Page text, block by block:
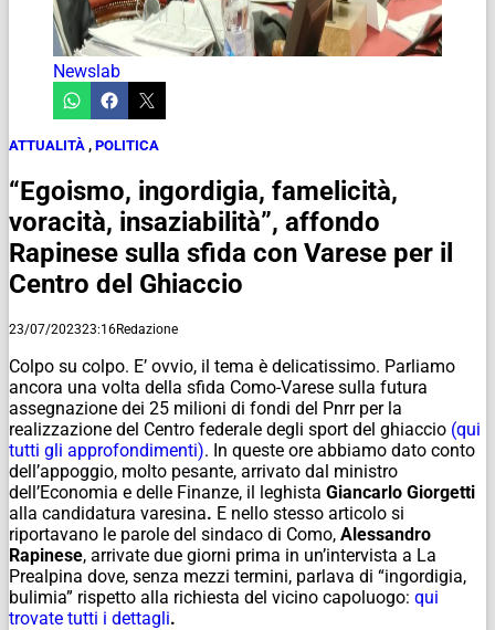
Newslab
ATTUALITÀ , POLITICA
“Egoismo, ingordigia, famelicità,
voracità, insaziabilità”, affondo
Rapinese sulla sfida con Varese per il
Centro del Ghiaccio
23/07/202323:16Redazione
Colpo su colpo. E’ ovvio, il tema è delicatissimo. Parliamo
ancora una volta della sfida Como-Varese sulla futura
assegnazione dei 25 milioni di fondi del Pnrr per la
realizzazione del Centro federale degli sport del ghiaccio (qui
tutti gli approfondimenti). In queste ore abbiamo dato conto
dell’appoggio, molto pesante, arrivato dal ministro
dell’Economia e delle Finanze, il leghista Giancarlo Giorgetti
alla candidatura varesina. E nello stesso articolo si
riportavano le parole del sindaco di Como, Alessandro
Rapinese, arrivate due giorni prima in un’intervista a La
Prealpina dove, senza mezzi termini, parlava di “ingordigia,
bulimia” rispetto alla richiesta del vicino capoluogo: qui
trovate tutti i dettagli.